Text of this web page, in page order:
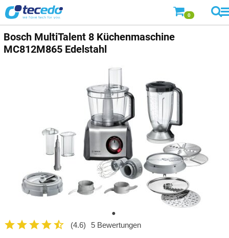
0
Bosch MultiTalent 8 Küchenmaschine
MC812M865 Edelstahl
(4.6) 5 Bewertungen